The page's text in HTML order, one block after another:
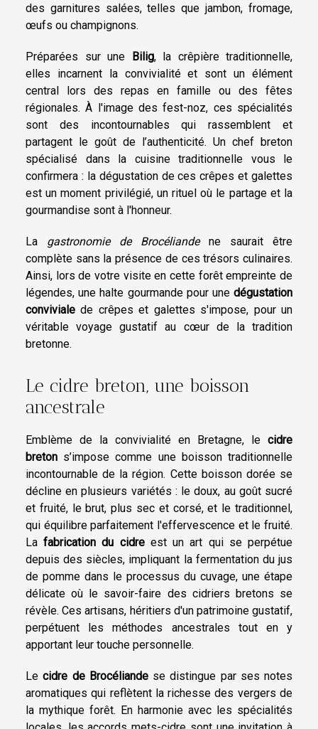
des garnitures salées, telles que jambon, fromage,
œufs ou champignons.
Préparées sur une Bilig, la crêpière traditionnelle,
elles incarnent la convivialité et sont un élément
central lors des repas en famille ou des fêtes
régionales. À l'image des fest-noz, ces spécialités
sont des incontournables qui rassemblent et
partagent le goût de l’authenticité. Un chef breton
spécialisé dans la cuisine traditionnelle vous le
confirmera : la dégustation de ces crêpes et galettes
est un moment privilégié, un rituel où le partage et la
gourmandise sont à l'honneur.
La gastronomie de Brocéliandene saurait être
complète sans la présence de ces trésors culinaires.
Ainsi, lors de votre visite en cette forêt empreinte de
légendes, une halte gourmande pour une dégustation
conviviale de crêpes et galettes s'impose, pour un
véritable voyage gustatif au cœur de la tradition
bretonne.
Le cidre breton, une boisson
ancestrale
Emblème de la convivialité en Bretagne, le cidre
breton s’impose comme une boisson traditionnelle
incontournable de la région. Cette boisson dorée se
décline en plusieurs variétés : le doux, au goût sucré
et fruité, le brut, plus sec et corsé, et le traditionnel,
qui équilibre parfaitement l'effervescence et le fruité.
Lafabrication du cidreest un art qui se perpétue
depuis des siècles, impliquant la fermentation du jus
de pomme dans le processus du cuvage, une étape
délicate où le savoir-faire des cidriers bretons se
révèle. Ces artisans, héritiers d'un patrimoine gustatif,
perpétuent les méthodes ancestrales tout en y
apportant leur touche personnelle.
Lecidre de Brocéliandese distingue par ses notes
aromatiques qui reflètent la richesse des vergers de
la mythique forêt. En harmonie avec les spécialités